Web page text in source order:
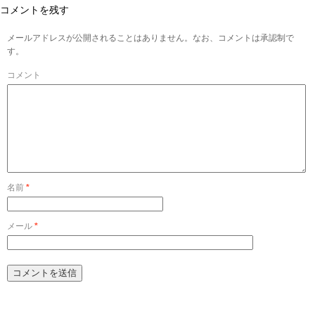
コメントを残す
メールアドレスが公開されることはありません。なお、コメントは承認制で
す。
コメント
名前 *
メール *